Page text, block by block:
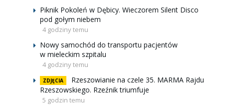
Piknik Pokoleń w Dębicy. Wieczorem Silent Disco
pod gołym niebem
4 godziny temu
Nowy samochód do transportu pacjentów
w mieleckim szpitalu
4 godziny temu
ZDJĘCIA
Rzeszowianie na czele 35. MARMA Rajdu
Rzeszowskiego. Rzeźnik triumfuje
5 godzin temu